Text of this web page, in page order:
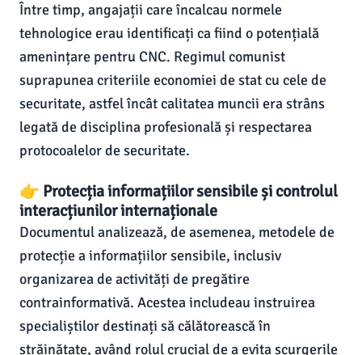
Între timp, angajații care încalcau normele
tehnologice erau identificați ca fiind o potențială
amenințare pentru CNC. Regimul comunist
suprapunea criteriile economiei de stat cu cele de
securitate, astfel încât calitatea muncii era strâns
legată de disciplina profesională și respectarea
protocoalelor de securitate.
👉 Protecția informațiilor sensibile și controlul
interacțiunilor internaționale
Documentul analizează, de asemenea, metodele de
protecție a informațiilor sensibile, inclusiv
organizarea de activități de pregătire
contrainformativă. Acestea includeau instruirea
specialiștilor destinați să călătorească în
străinătate, având rolul crucial de a evita scurgerile